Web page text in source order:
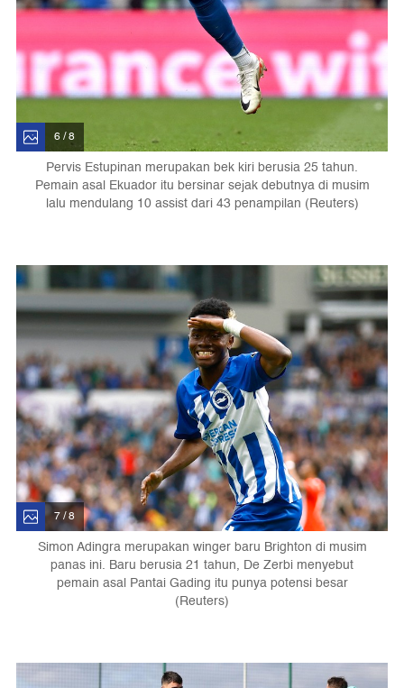
6 / 8
Pervis Estupinan merupakan bek kiri berusia 25 tahun.
Pemain asal Ekuador itu bersinar sejak debutnya di musim
lalu mendulang 10 assist dari 43 penampilan (Reuters)
7 / 8
Simon Adingra merupakan winger baru Brighton di musim
panas ini. Baru berusia 21 tahun, De Zerbi menyebut
pemain asal Pantai Gading itu punya potensi besar
(Reuters)